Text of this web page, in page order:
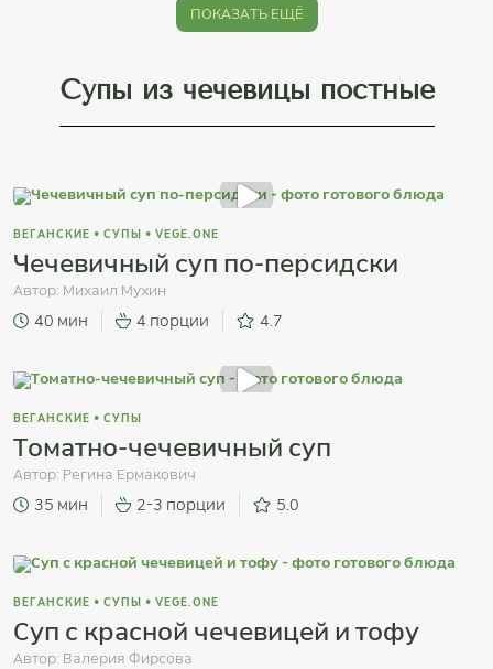
ПОКАЗАТЬ ЕЩЁ
Супы из чечевицы постные
ВЕГАНСКИЕ • СУПЫ • VEGE.ONE
Чечевичный суп по-персидски
Автор: Михаил Мухин
40 мин 4 порции 4.7
ВЕГАНСКИЕ • СУПЫ
Томатно-чечевичный суп
Автор: Регина Ермакович
35 мин 2-3 порции 5.0
ВЕГАНСКИЕ • СУПЫ • VEGE.ONE
Суп с красной чечевицей и тофу
Автор: Валерия Фирсова